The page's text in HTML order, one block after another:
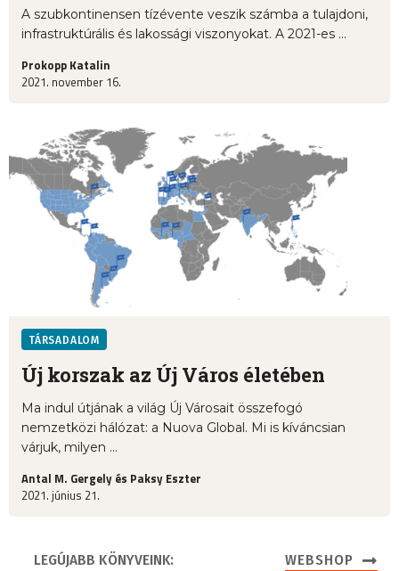
A szubkontinensen tízévente veszik számba a tulajdoni,
infrastruktúrális és lakossági viszonyokat. A 2021-es ...
Prokopp Katalin
2021. november 16.
TÁRSADALOM
Új korszak az Új Város életében
Ma indul útjának a világ Új Városait összefogó
nemzetközi hálózat: a Nuova Global. Mi is kíváncsian
várjuk, milyen ...
Antal M. Gergely és Paksy Eszter
2021. június 21.
LEGÚJABB KÖNYVEINK: WEBSHOP